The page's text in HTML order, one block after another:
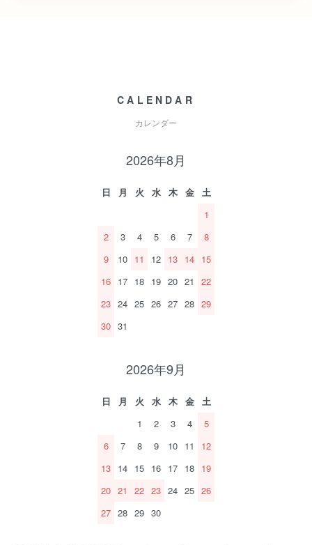
CALENDAR
カレンダー
2026年8月
日 月 火 水 木 金
土
1
2
3 4 5 6 7
8
9
10 11 12 13 14 15
16 17 18 19 20 21
22
23 24 25 26 27 28 29
30 31
2026年9月
日 月 火 水 木 金
土
1
2 3 4
5
6
7 8 9 10 11
12
13 14 15 16 17 18 19
20 21 22 23 24 25 26
27 28 29 30